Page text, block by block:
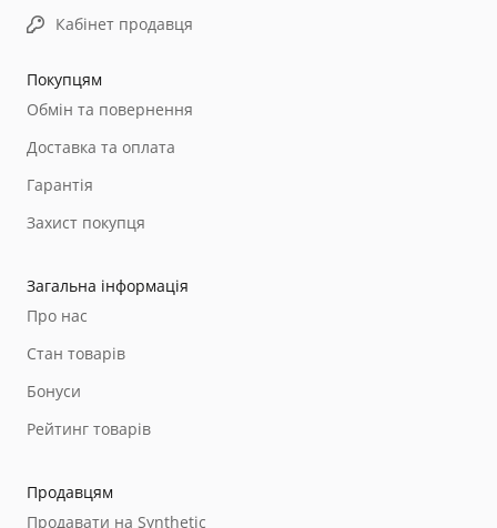
Покупцям
Обмін та повернення
Доставка та оплата
Гарантія
Захист покупця
Загальна інформація
Про нас
Стан товарів
Бонуси
Рейтинг товарів
Продавцям
Продавати на Synthetic
Кабінет продавця